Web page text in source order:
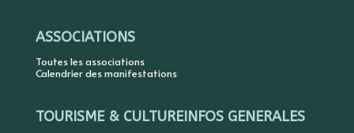
ASSOCIATIONS
Toutes les associations
Calendrier des manifestations
TOURISME & CULTUREINFOS GENERALES